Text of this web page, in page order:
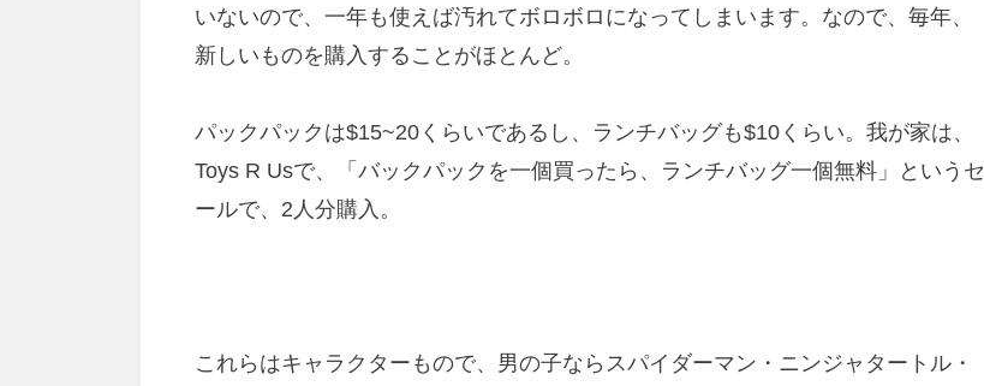
いないので、一年も使えば汚れてボロボロになってしまいます。なので、毎年、
新しいものを購入することがほとんど。
パックパックは$15~20くらいであるし、ランチバッグも$10くらい。我が家は、
Toys R Usで、「バックパックを一個買ったら、ランチバッグ一個無料」というセ
ールで、2人分購入。
これらはキャラクターもので、男の子ならスパイダーマン・ニンジャタートル・